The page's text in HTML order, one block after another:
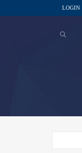
LOGIN